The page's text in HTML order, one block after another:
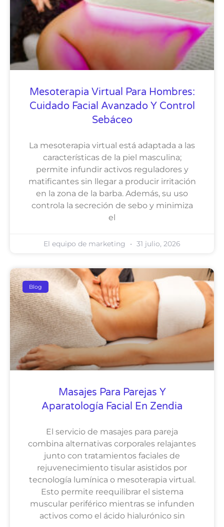
Mesoterapia Virtual Para Hombres:
Cuidado Facial Avanzado Y Control
Sebáceo
La mesoterapia virtual está adaptada a las
características de la piel masculina;
permite infundir activos reguladores y
matificantes sin llegar a producir irritación
en la zona de la barba. Además, su uso
controla la secreción de sebo y minimiza
el
El equipo de marketing 31 julio, 2026
Blog
Masajes Para Parejas Y
Aparatología Facial En Zendia
El servicio de masajes para pareja
combina alternativas corporales relajantes
junto con tratamientos faciales de
rejuvenecimiento tisular asistidos por
tecnología lumínica o mesoterapia virtual.
Esto permite reequilibrar el sistema
muscular periférico mientras se infunden
activos como el ácido hialurónico sin